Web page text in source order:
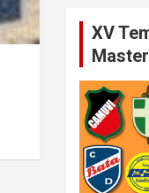
XV
Master